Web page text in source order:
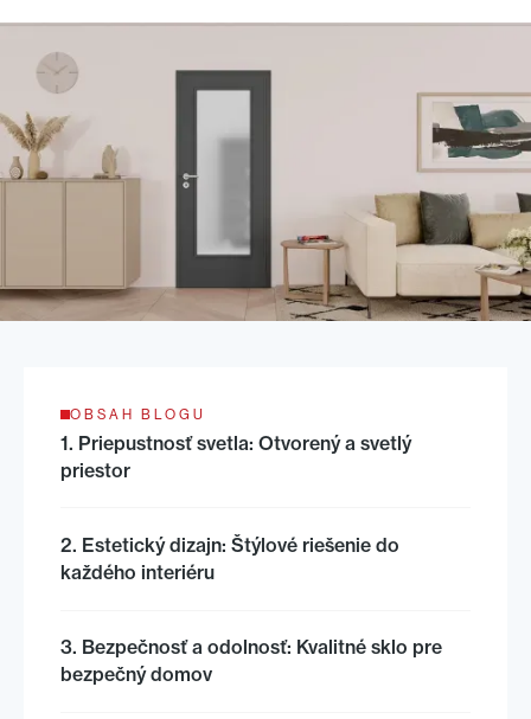
OBSAH BLOGU
1. Priepustnosť svetla: Otvorený a svetlý
priestor
2. Estetický dizajn: Štýlové riešenie do
každého interiéru
3. Bezpečnosť a odolnosť: Kvalitné sklo pre
bezpečný domov